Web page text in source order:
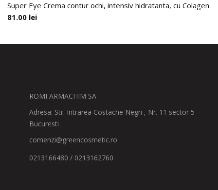
Super Eye Crema contur ochi, intensiv hidratanta, cu Colagen
81.00 lei
ROMFARMACHIM SA
Adresa: Str. Intrarea Costache Negri , Nr. 11 sector 5 –
Bucuresti
comenzi@greencosmetic.ro
0213166480 / 0213162760